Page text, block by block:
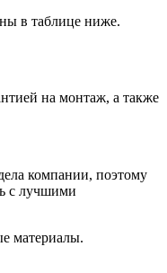
в таблице ниже.
на монтаж, а также
компании, поэтому
с лучшими
материалы.